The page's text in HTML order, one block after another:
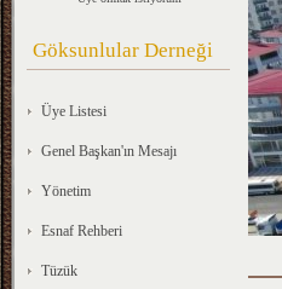
Göksunlular Derneği
Üye Listesi
Genel Başkan'ın Mesajı
Yönetim
Esnaf Rehberi
Tüzük